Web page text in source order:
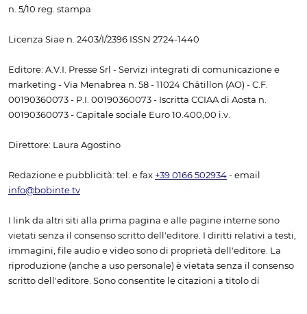
n. 5/10 reg. stampa
Licenza Siae n. 2403/I/2396 ISSN 2724-1440
Editore: A.V.I. Presse Srl - Servizi integrati di comunicazione e
marketing - Via Menabrea n. 58 - 11024 Châtillon (AO) - C.F.
00190360073 - P.I. 00190360073 - Iscritta CCIAA di Aosta n.
00190360073 - Capitale sociale Euro 10.400,00 i.v.
Direttore: Laura Agostino
Redazione e pubblicità: tel. e fax +39 0166 502934 - email
info@bobinte.tv
I link da altri siti alla prima pagina e alle pagine interne sono
vietati senza il consenso scritto dell'editore. I diritti relativi a testi,
immagini, file audio e video sono di proprietà dell'editore. La
riproduzione (anche a uso personale) è vietata senza il consenso
scritto dell'editore. Sono consentite le citazioni a titolo di